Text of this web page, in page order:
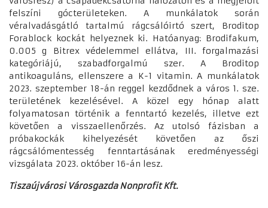
felszíni gócterületeken. A munkálatok során
véralvadásgátló tartalmú rágcsálóirtó szert, Broditop
Forablock kockát helyeznek ki. Hatóanyag: Brodifakum,
0.005 g Bitrex védelemmel ellátva, III. forgalmazási
kategóriájú, szabadforgalmú szer. A Broditop
antikoaguláns, ellenszere a K-1 vitamin. A munkálatok
2023. szeptember 18-án reggel kezdődnek a város 1. sze.
területének kezelésével. A közel egy hónap alatt
folyamatosan történik a fenntartó kezelés, illetve ezt
követően a visszaellenőrzés. Az utolsó fázisban a
próbakockák kihelyezését követően az őszi
rágcsálómentesség fenntartásának eredményességi
vizsgálata 2023. október 16-án lesz.
Tiszaújvárosi Városgazda Nonprofit Kft.